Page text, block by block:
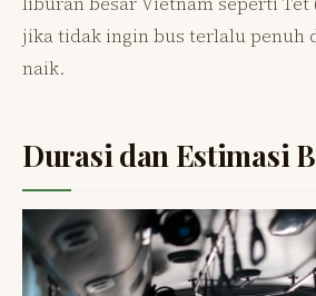
jika tidak ingin bus terlalu penuh
naik.
Durasi dan Estimasi